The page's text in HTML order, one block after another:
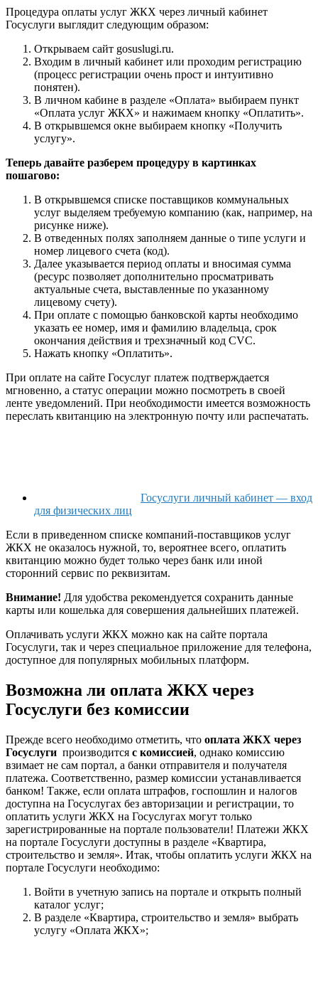
Процедура оплаты услуг ЖКХ через личный кабинет
Госуслуги выглядит следующим образом:
Открываем сайт gosuslugi.ru.
Входим в личный кабинет или проходим регистрацию
(процесс регистрации очень прост и интуитивно
понятен).
В личном кабине в разделе «Оплата» выбираем пункт
«Оплата услуг ЖКХ» и нажимаем кнопку «Оплатить».
В открывшемся окне выбираем кнопку «Получить
услугу».
Теперь давайте разберем процедуру в картинках
пошагово:
В открывшемся списке поставщиков коммунальных
услуг выделяем требуемую компанию (как, например, на
рисунке ниже).
В отведенных полях заполняем данные о типе услуги и
номер лицевого счета (код).
Далее указывается период оплаты и вносимая сумма
(ресурс позволяет дополнительно просматривать
актуальные счета, выставленные по указанному
лицевому счету).
При оплате с помощью банковской карты необходимо
указать ее номер, имя и фамилию владельца, срок
окончания действия и трехзначный код CVC.
Нажать кнопку «Оплатить».
При оплате на сайте Госуслуг платеж подтверждается
мгновенно, а статус операции можно посмотреть в своей
ленте уведомлений. При необходимости имеется возможность
переслать квитанцию на электронную почту или распечатать.
Госуслуги личный кабинет — вход
для физических лиц
Если в приведенном списке компаний-поставщиков услуг
ЖКХ не оказалось нужной, то, вероятнее всего, оплатить
квитанцию можно будет только через банк или иной
сторонний сервис по реквизитам.
Внимание! Для удобства рекомендуется сохранить данные
карты или кошелька для совершения дальнейших платежей.
Оплачивать услуги ЖКХ можно как на сайте портала
Госуслуги, так и через специальное приложение для телефона,
доступное для популярных мобильных платформ.
Возможна ли оплата ЖКХ через
Госуслуги без комиссии
Прежде всего необходимо отметить, что оплата ЖКХ через
Госуслуги производится с комиссией, однако комиссию
взимает не сам портал, а банки отправителя и получателя
платежа. Соответственно, размер комиссии устанавливается
банком! Также, если оплата штрафов, госпошлин и налогов
доступна на Госуслугах без авторизации и регистрации, то
оплатить услуги ЖКХ на Госуслугах могут только
зарегистрированные на портале пользователи! Платежи ЖКХ
на портале Госуслуги доступны в разделе «Квартира,
строительство и земля». Итак, чтобы оплатить услуги ЖКХ на
портале Госуслуги необходимо:
Войти в учетную запись на портале и открыть полный
каталог услуг;
В разделе «Квартира, строительство и земля» выбрать
услугу «Оплата ЖКХ»;